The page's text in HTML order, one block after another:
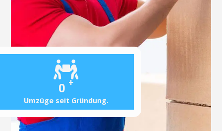
0 +
Umzüge seit Gründung.